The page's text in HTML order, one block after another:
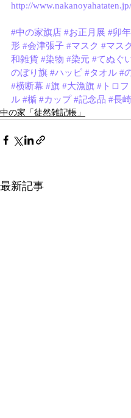
http://www.nakanoyahataten.jp/
#中の家旗店 #お正月展 #卯年
形 #会津張子 #マスク #マス
和雑貨 #染物 #染元 #てぬぐ
のぼり旗 #ハッピ #タオル #
#横断幕 #旗 #大漁旗 #トロフ
ル #楯 #カップ #記念品 #長崎
中の家「徒然雑記帳」
最新記事